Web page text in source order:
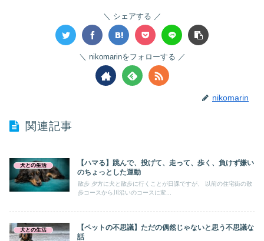
シェアする
nikomarinをフォローする
nikomarin
関連記事
犬との生活
【ハマる】跳んで、投げて、走って、歩く、負けず嫌い
のちょっとした運動
散歩 夕方に犬と散歩に行くことが日課ですが、 以前の住宅街の散
歩コースから川沿いのコースに変...
犬との生活
【ペットの不思議】ただの偶然じゃないと思う不思議な
話